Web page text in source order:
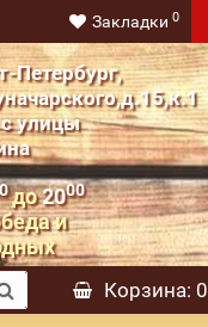
Закладки 0
Петербург,
улицы
до2000
и
Корзина: 0